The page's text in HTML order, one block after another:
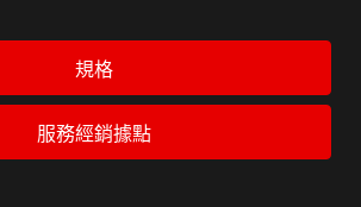
規格
服務經銷據點